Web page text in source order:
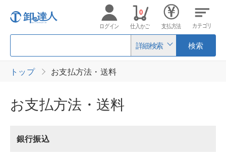
詳細検索 検索
ログイン 仕入かご
0
支払方法 カテゴリ
トップ お支払方法・送料
お支払方法・送料
銀行振込